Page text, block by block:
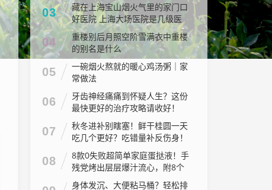
03
藏在上海宝山烟火气里的家门口
好医院 上海大场医院是几级医
院
04
重楼别后月照空阶雪满衣中重楼
的别名是什么
05
一碗烟火熬就的暖心鸡汤粥｜家
常做法
06
牙齿神经痛痛到怀疑人生？这份
最快更好的治疗攻略请收好！
07
秋冬进补别瞎塞！鲜干桂圆一天
吃几个更好？吃错量补反伤身！
08
8款0失败超简单家庭蛋挞液！手
残党烤出层层爆汁流心，附8个
家庭做法视频
身体发沉、大便粘马桶？轻松排